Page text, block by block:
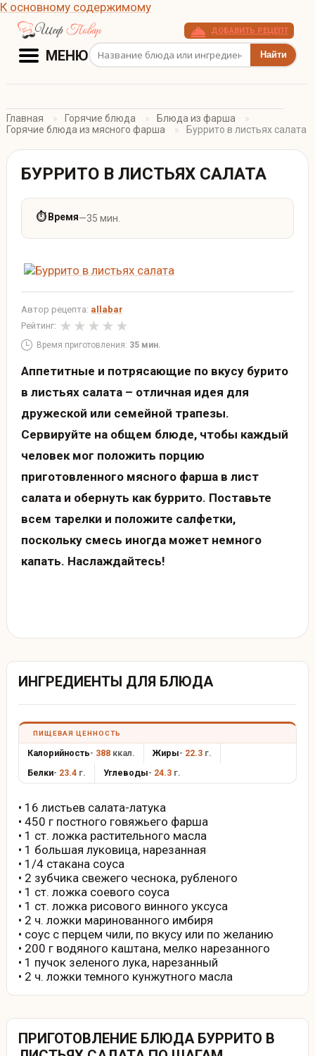
К основному содержимому
ДОБАВИТЬ РЕЦЕПТ
МЕНЮ Поиск рецептов
Главная Горячие блюда
Блюда из фарша
Горячие блюда из мясного фарша
Буррито в листьях салата
БУРРИТО В ЛИСТЬЯХ САЛАТА
⏱ Время—35 мин.
Автор рецепта: allabar
Рейтинг:
Время приготовления: 35 мин.
Аппетитные и потрясающие по вкусу бурито
в листьях салата – отличная идея для
дружеской или семейной трапезы.
Сервируйте на общем блюде, чтобы каждый
человек мог положить порцию
приготовленного мясного фарша в лист
салата и обернуть как буррито. Поставьте
всем тарелки и положите салфетки,
поскольку смесь иногда может немного
капать. Наслаждайтесь!
ИНГРЕДИЕНТЫ ДЛЯ БЛЮДА
ПИЩЕВАЯ ЦЕННОСТЬ
Калорийность- 388ккал. Жиры- 22.3г.
Белки- 23.4г. Углеводы- 24.3г.
• 16 листьев салата-латука
• 450 г постного говяжьего фарша
• 1 ст. ложка растительного масла
• 1 большая луковица, нарезанная
• 1/4 стакана соуса
• 2 зубчика свежего чеснока, рубленого
• 1 ст. ложка соевого соуса
• 1 ст. ложка рисового винного уксуса
• 2 ч. ложки маринованного имбиря
• соус с перцем чили, по вкусу или по желанию
• 200 г водяного каштана, мелко нарезанного
• 1 пучок зеленого лука, нарезанный
• 2 ч. ложки темного кунжутного масла
ПРИГОТОВЛЕНИЕ БЛЮДА БУРРИТО В